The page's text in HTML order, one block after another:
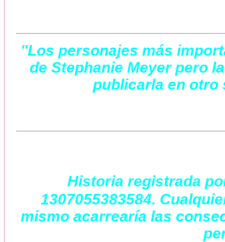
"Los personajes más
de Stephanie Meyer pero
publicarla en
Historia registrada
1307055383584.
mismo acarrearía las